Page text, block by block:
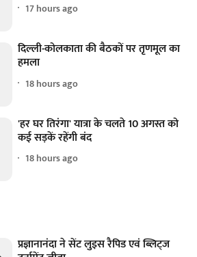
17 hours ago
दिल्ली-कोलकाता की बैठकों पर तृणमूल का
हमला
18 hours ago
'हर घर तिरंगा' यात्रा के चलते 10 अगस्त को
कई सड़कें रहेंगी बंद
18 hours ago
प्रज्ञानानंदा ने सेंट लुइस रैपिड एवं ब्लिट्ज